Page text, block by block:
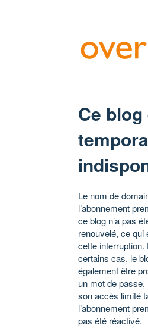
Ce
Le nom de
l’abonnement
ce blog n’a pas
renouvelé, ce qui
cette interruption.
certains cas, le
également être
un mot de passe,
son accès limité
l’abonnement
pas été réactivé.